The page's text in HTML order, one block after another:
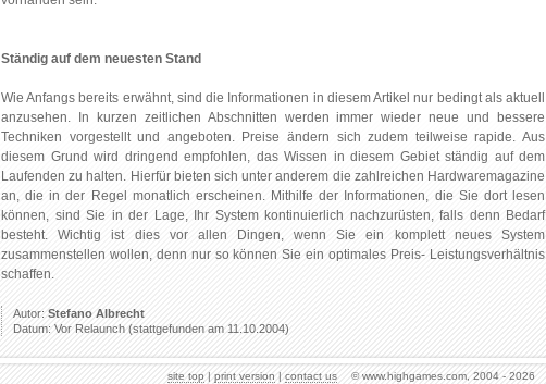
Ständig auf dem neuesten Stand
Wie Anfangs bereits erwähnt, sind die Informationen in diesem Artikel nur bedingt als aktuell
anzusehen. In kurzen zeitlichen Abschnitten werden immer wieder neue und bessere
Techniken vorgestellt und angeboten. Preise ändern sich zudem teilweise rapide. Aus
diesem Grund wird dringend empfohlen, das Wissen in diesem Gebiet ständig auf dem
Laufenden zu halten. Hierfür bieten sich unter anderem die zahlreichen Hardwaremagazine
an, die in der Regel monatlich erscheinen. Mithilfe der Informationen, die Sie dort lesen
können, sind Sie in der Lage, Ihr System kontinuierlich nachzurüsten, falls denn Bedarf
besteht. Wichtig ist dies vor allen Dingen, wenn Sie ein komplett neues System
zusammenstellen wollen, denn nur so können Sie ein optimales Preis- Leistungsverhältnis
schaffen.
Autor: Stefano Albrecht
Datum: Vor Relaunch (stattgefunden am 11.10.2004)
site top | print version | contact us © www.highgames.com, 2004 - 2026